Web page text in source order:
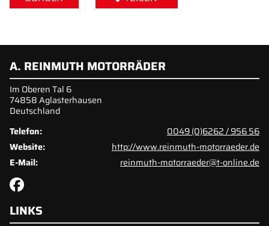
A. REINMUTH MOTORRÄDER
Im Oberen Tal 6
74858 Aglasterhausen
Deutschland
Telefon:
0049 (0)6262 / 956 56
Website:
http://www.reinmuth-motorraeder.de
E-Mail:
reinmuth-motorraeder@t-online.de
LINKS